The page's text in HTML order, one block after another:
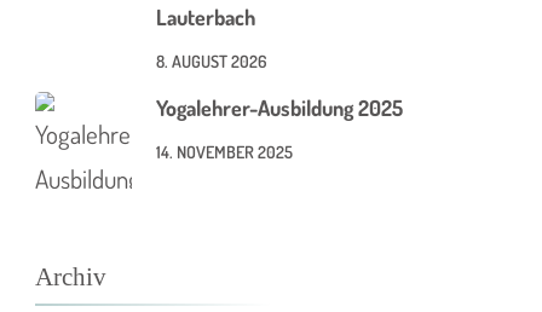
Lauterbach
8. AUGUST 2026
Yogalehrer-Ausbildung 2025
14. NOVEMBER 2025
Archiv